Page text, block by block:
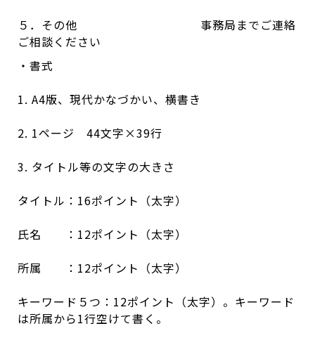
５．その他 事務局までご連絡
ご相談ください
・書式
1. A4版、現代かなづかい、横書き
2. 1ページ 44文字×39行
3. タイトル等の文字の大きさ
タイトル：16ポイント（太字）
氏名 ：12ポイント（太字）
所属 ：12ポイント（太字）
キーワード５つ：12ポイント（太字）。キーワード
は所属から1行空けて書く。